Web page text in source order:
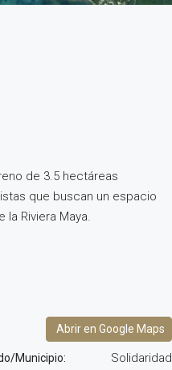
de 3.5 hectáreas
que buscan un espacio
Riviera Maya.
Solidaridad